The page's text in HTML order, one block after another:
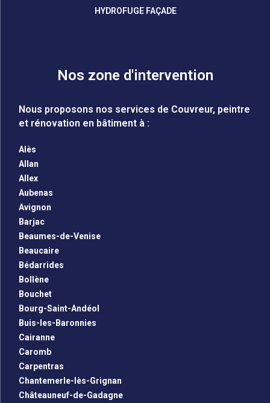
HYDROFUGE FAÇADE
Nos zone d'intervention
Nous proposons nos services de Couvreur, peintre
et rénovation en bâtiment à :
Alès
Allan
Allex
Aubenas
Avignon
Barjac
Beaumes-de-Venise
Beaucaire
Bédarrides
Bollène
Bouchet
Bourg-Saint-Andéol
Buis-les-Baronnies
Cairanne
Caromb
Carpentras
Chantemerle-lès-Grignan
Châteauneuf-de-Gadagne